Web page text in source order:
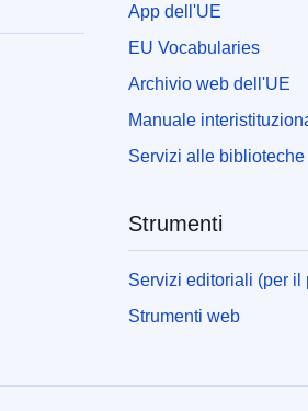
App dell'UE
EU Vocabularies
Archivio web dell'UE
Manuale
Servizi alle biblioteche
Strumenti
Servizi editoriali (per
Strumenti web